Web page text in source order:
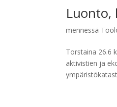
Luonto,
mennessä
Torstaina 26.6
aktivistien ja